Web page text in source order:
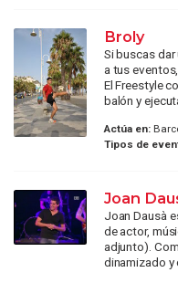
Broly
Si buscas
a tus
El Freestyle
balón y
Actúa en:
Tipos de
Joan
Joan Dausà
de actor,
adjunto).
dinamizado